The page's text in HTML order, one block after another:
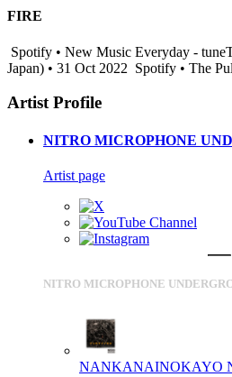
FIRE
Spotify • New Music Everyday -
Japan) • 31 Oct 2022 Spotify • The
Artist Profile
NITRO MICROPHONE
Artist page
NITRO MICROPHONE
NANKANAINOKAYO